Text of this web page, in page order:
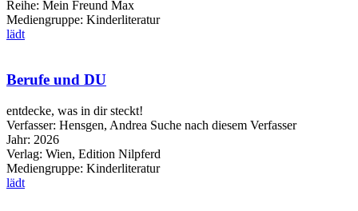
Reihe: Mein Freund Max
Mediengruppe: Kinderliteratur
lädt
Berufe und DU
entdecke, was in dir steckt!
Verfasser: Hensgen, Andrea Suche nach diesem Verfasser
Jahr: 2026
Verlag: Wien, Edition Nilpferd
Mediengruppe: Kinderliteratur
lädt